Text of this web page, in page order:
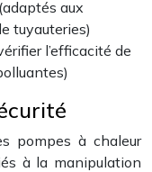
aux
tuyauteries)
l’efficacité de
pompes à chaleur
à la manipulation